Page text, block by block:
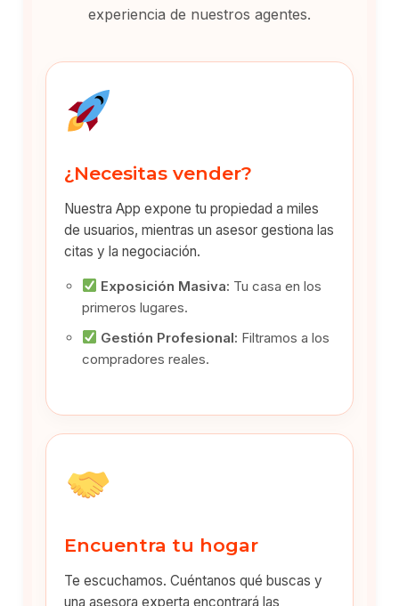
experiencia de nuestros agentes.
¿Necesitas vender?
Nuestra App expone tu propiedad a miles
de usuarios, mientras un asesor gestiona las
citas y la negociación.
Exposición Masiva: Tu casa en los
primeros lugares.
Gestión Profesional: Filtramos a los
compradores reales.
Encuentra tu hogar
Te escuchamos. Cuéntanos qué buscas y
una asesora experta encontrará las